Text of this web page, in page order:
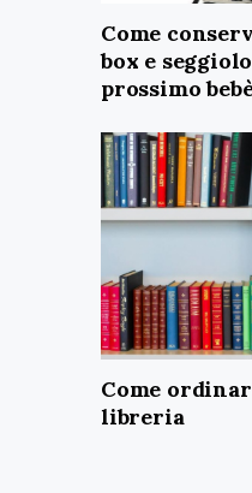
Come
box e
prossimo
Come
libreria